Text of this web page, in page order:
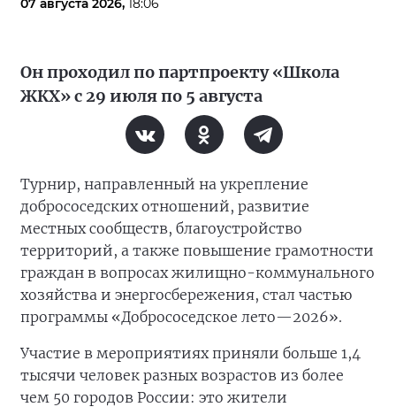
07 августа 2026, 18:06
Он проходил по партпроекту «Школа
ЖКХ» с 29 июля по 5 августа
Турнир, направленный на укрепление
добрососедских отношений, развитие
местных сообществ, благоустройство
территорий, а также повышение грамотности
граждан в вопросах жилищно-коммунального
хозяйства и энергосбережения, стал частью
программы «Добрососедское лето—2026».
Участие в мероприятиях приняли больше 1,4
тысячи человек разных возрастов из более
чем 50 городов России: это жители